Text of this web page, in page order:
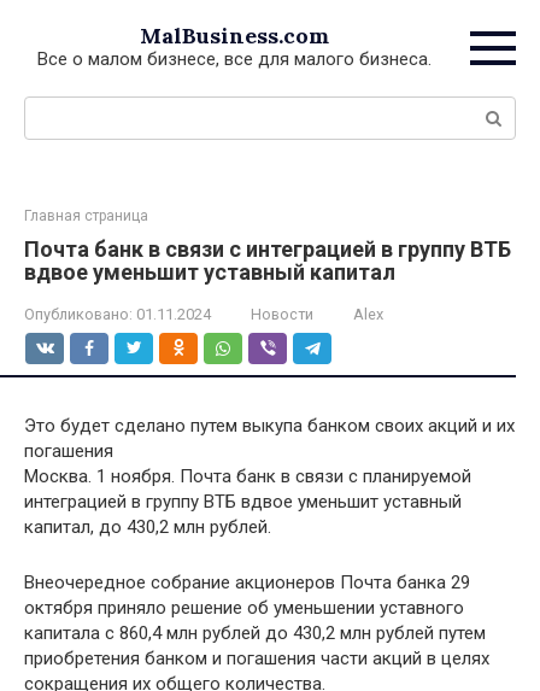
контенту
MalBusiness.com
Все о малом бизнесе, все для малого бизнеса.
Поиск:
Главная страница
Почта банк в связи с интеграцией в группу ВТБ
вдвое уменьшит уставный капитал
Опубликовано: 01.11.2024 Новости Alex
Это будет сделано путем выкупа банком своих акций и их
погашения
Москва. 1 ноября. Почта банк в связи с планируемой
интеграцией в группу ВТБ вдвое уменьшит уставный
капитал, до 430,2 млн рублей.
Внеочередное собрание акционеров Почта банка 29
октября приняло решение об уменьшении уставного
капитала с 860,4 млн рублей до 430,2 млн рублей путем
приобретения банком и погашения части акций в целях
сокращения их общего количества.